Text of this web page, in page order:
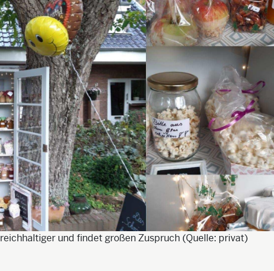
und findet großen Zuspruch (Quelle: privat)